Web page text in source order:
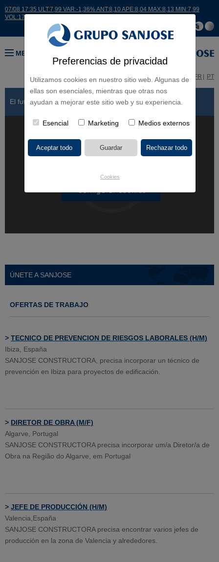
Preferencias de privacidad
Utilizamos cookies en nuestro sitio web. Algunas de
ellas son esenciales, mientras que otras nos
ayudan a mejorar este sitio web y su experiencia.
Esencial Marketing Medios externos
Cookies
07/08 17:35 ULT:7,99 VAR:-1,36% ANT:8,10 APE:8,04 MAX:8,13 MIN:7,99
VOL:17664
MENÚ
EN FR PT
El futuro se construye
ÚNETE A SANJOSE
OFERTAS DE TRABAJO
> TECNICO DE PREVENCION DE RIESGOS LABORALES (H/M)
Ibiza, España
SANJOSE CONSTRUCTORA, precisa incorporar un técnico de
prevención en Ibiza para proyectos de edificación.
> DIRETOR DE OBRA (M/F)
Algarve, Portugal
SANJOSE CONSTRUCTORA precisa incorporar um/a Diretor/a de
Obra na Região do Algarve, em Portugal
> JEFE DE PRODUCCIÓN (H/M)
Valencia,España
SANJOSE CONSTRUCTORA precisa encontrar varios jefes de
producción en la zona de Valencia y alrededores.